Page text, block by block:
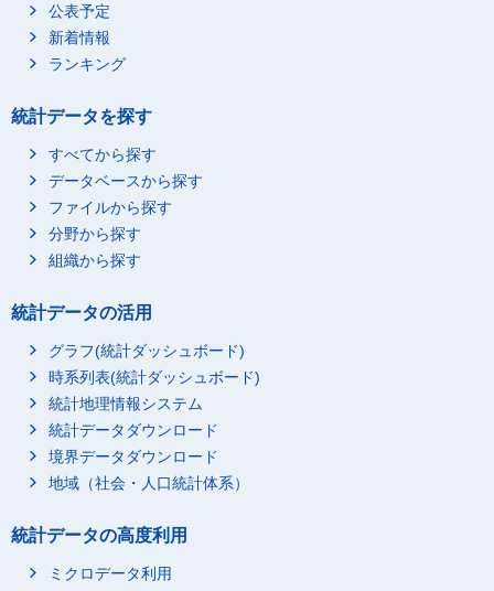
公表予定
新着情報
ランキング
統計データを探す
すべてから探す
データベースから探す
ファイルから探す
分野から探す
組織から探す
統計データの活用
グラフ(統計ダッシュボード)
時系列表(統計ダッシュボード)
統計地理情報システム
統計データダウンロード
境界データダウンロード
地域（社会・人口統計体系）
統計データの高度利用
ミクロデータ利用